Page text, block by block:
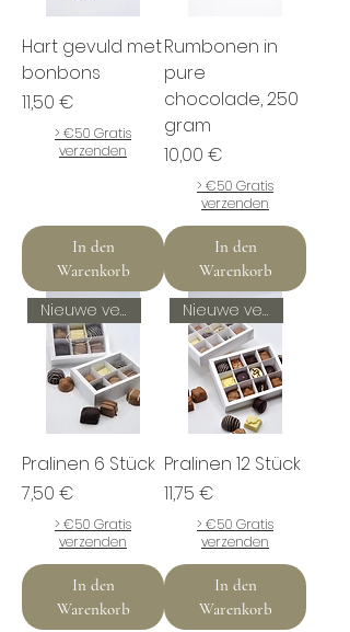
Hart gevuld met
bonbons
Preis
11,50 €
> €50 Gratis
verzenden
In den
Warenkorb
Rumbonen in
pure
chocolade, 250
gram
Preis
10,00 €
> €50 Gratis
verzenden
In den
Warenkorb
Nieuwe verpakking
Pralinen 6 Stück
Preis
7,50 €
> €50 Gratis
verzenden
In den
Warenkorb
Nieuwe verpakking
Pralinen 12 Stück
Preis
11,75 €
> €50 Gratis
verzenden
In den
Warenkorb